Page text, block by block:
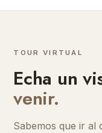
TOUR VIRTUAL
Echa un
venir.
Sabemos que ir al